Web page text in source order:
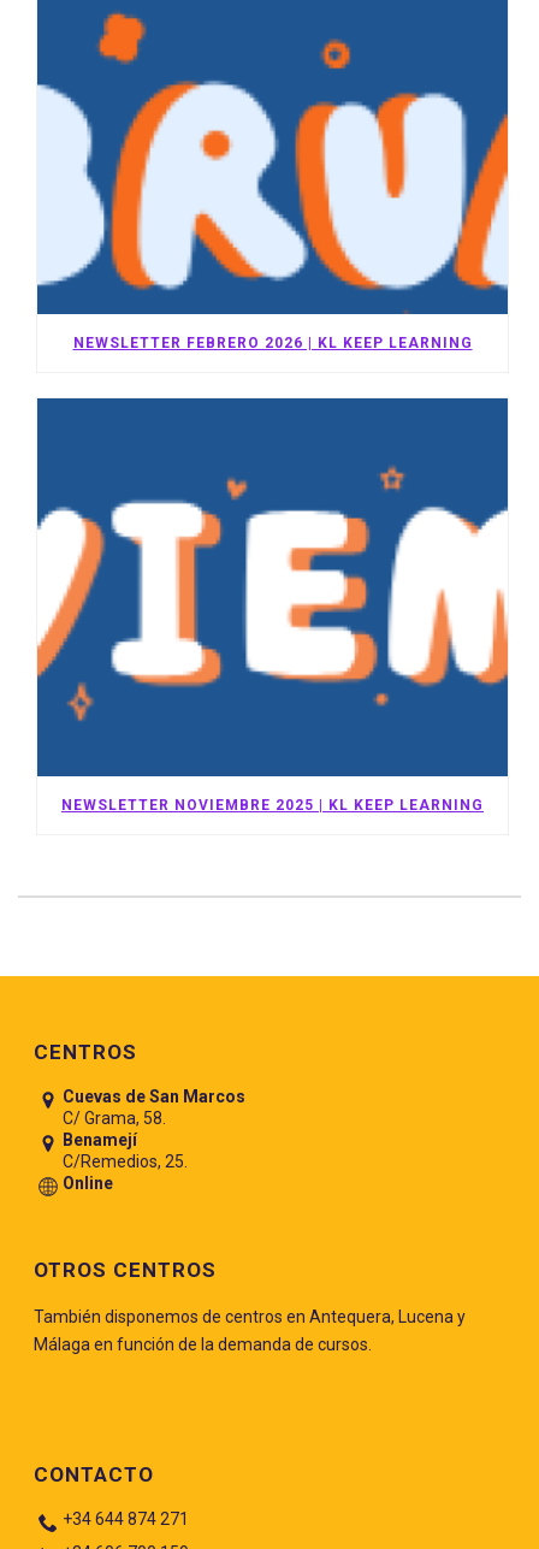
NEWSLETTER FEBRERO 2026 | KL KEEP LEARNING
NEWSLETTER NOVIEMBRE 2025 | KL KEEP LEARNING
CENTROS
Cuevas de San Marcos
C/ Grama, 58.
Benamejí
C/Remedios, 25.
Online
OTROS CENTROS
También disponemos de centros en Antequera, Lucena y
Málaga en función de la demanda de cursos.
CONTACTO
+34 644 874 271